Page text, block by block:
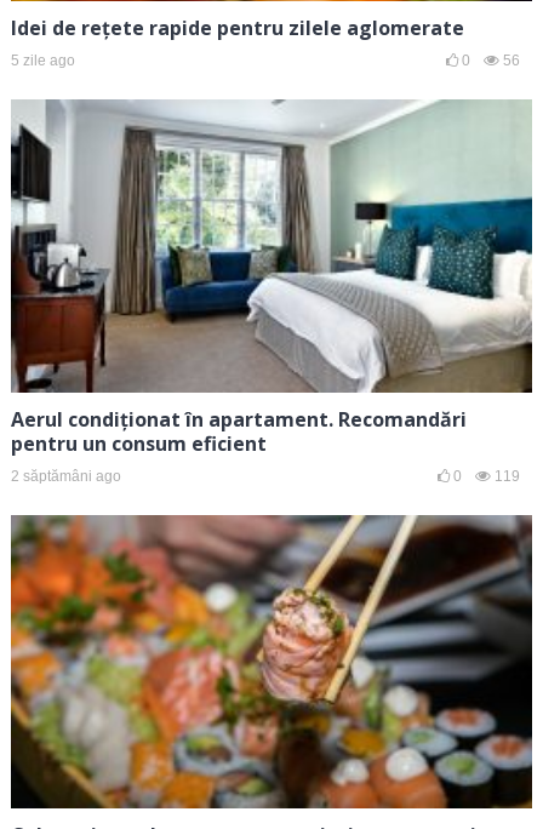
Idei de rețete rapide pentru zilele aglomerate
5 zile ago 0 56
Aerul condiționat în apartament. Recomandări
pentru un consum eficient
2 săptămâni ago 0 119